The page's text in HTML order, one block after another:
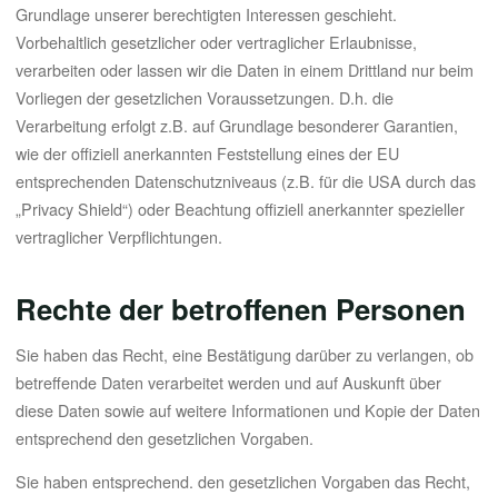
Grundlage unserer berechtigten Interessen geschieht.
Vorbehaltlich gesetzlicher oder vertraglicher Erlaubnisse,
verarbeiten oder lassen wir die Daten in einem Drittland nur beim
Vorliegen der gesetzlichen Voraussetzungen. D.h. die
Verarbeitung erfolgt z.B. auf Grundlage besonderer Garantien,
wie der offiziell anerkannten Feststellung eines der EU
entsprechenden Datenschutzniveaus (z.B. für die USA durch das
„Privacy Shield“) oder Beachtung offiziell anerkannter spezieller
vertraglicher Verpflichtungen.
Rechte der betroffenen Personen
Sie haben das Recht, eine Bestätigung darüber zu verlangen, ob
betreffende Daten verarbeitet werden und auf Auskunft über
diese Daten sowie auf weitere Informationen und Kopie der Daten
entsprechend den gesetzlichen Vorgaben.
Sie haben entsprechend. den gesetzlichen Vorgaben das Recht,